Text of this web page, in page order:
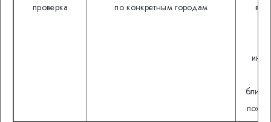
проверка
по конкретным городам